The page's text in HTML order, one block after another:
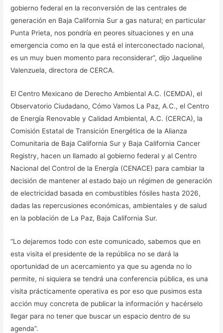
gobierno federal en la reconversión de las centrales de
generación en Baja California Sur a gas natural; en particular
Punta Prieta, nos pondría en peores situaciones y en una
emergencia como en la que está el interconectado nacional,
es un muy buen momento para reconsiderar”, dijo Jaqueline
Valenzuela, directora de CERCA.
El Centro Mexicano de Derecho Ambiental A.C. (CEMDA), el
Observatorio Ciudadano, Cómo Vamos La Paz, A.C., el Centro
de Energía Renovable y Calidad Ambiental, A.C. (CERCA), la
Comisión Estatal de Transición Energética de la Alianza
Comunitaria de Baja California Sur y Baja California Cancer
Registry, hacen un llamado al gobierno federal y al Centro
Nacional del Control de la Energía (CENACE) para cambiar la
decisión de mantener al estado bajo un régimen de generación
de electricidad basada en combustibles fósiles hasta 2026,
dadas las repercusiones económicas, ambientales y de salud
en la población de La Paz, Baja California Sur.
“Lo dejaremos todo con este comunicado, sabemos que en
esta visita el presidente de la república no se dará la
oportunidad de un acercamiento ya que su agenda no lo
permite, ni siquiera se tendrá una conferencia pública, es una
visita prácticamente operativa es por eso que pusimos esta
acción muy concreta de publicar la información y hacérselo
llegar para no tener que buscar un espacio dentro de su
agenda”.